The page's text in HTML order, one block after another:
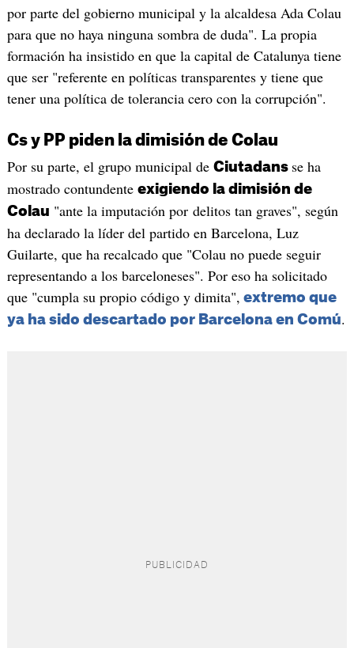
por parte del gobierno municipal y la alcaldesa Ada Colau
para que no haya ninguna sombra de duda". La propia
formación ha insistido en que la capital de Catalunya tiene
que ser "referente en políticas transparentes y tiene que
tener una política de tolerancia cero con la corrupción".
Cs y PP piden la dimisión de Colau
Por su parte, el grupo municipal de Ciutadans se ha
mostrado contundente exigiendo la dimisión de
Colau "ante la imputación por delitos tan graves", según
ha declarado la líder del partido en Barcelona, Luz
Guilarte, que ha recalcado que "Colau no puede seguir
representando a los barceloneses". Por eso ha solicitado
que "cumpla su propio código y dimita", extremo que
ya ha sido descartado por Barcelona en Comú.